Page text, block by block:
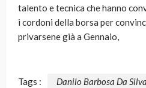
talento e tecnica che hanno
i cordoni della borsa per
privarsene già a Gennaio,
Tags : Danilo Barbosa Da Silva